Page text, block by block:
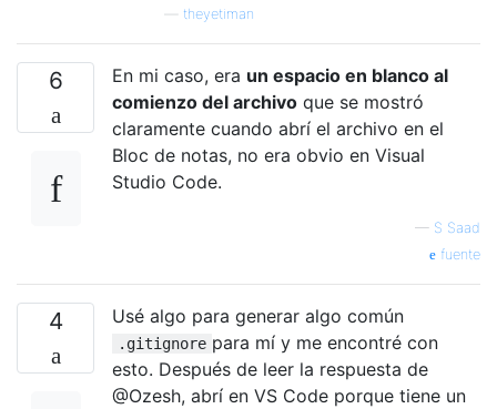
theyetiman
6 En mi caso, era un espacio en blanco al
comienzo del archivo que se mostró
claramente cuando abrí el archivo en el
Bloc de notas, no era obvio en Visual
Studio Code.
— S Saad
fuente
4 Usé algo para generar algo común
.gitignore para mí y me encontré con
esto. Después de leer la respuesta de
@Ozesh, abrí en VS Code porque tiene un